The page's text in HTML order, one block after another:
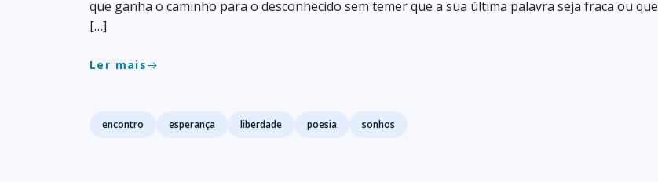
que ganha o caminho para o desconhecido sem temer que a sua última palavra seja fraca ou que
[…]
Ler maiseast
Tags
encontro esperança liberdade poesia sonhos